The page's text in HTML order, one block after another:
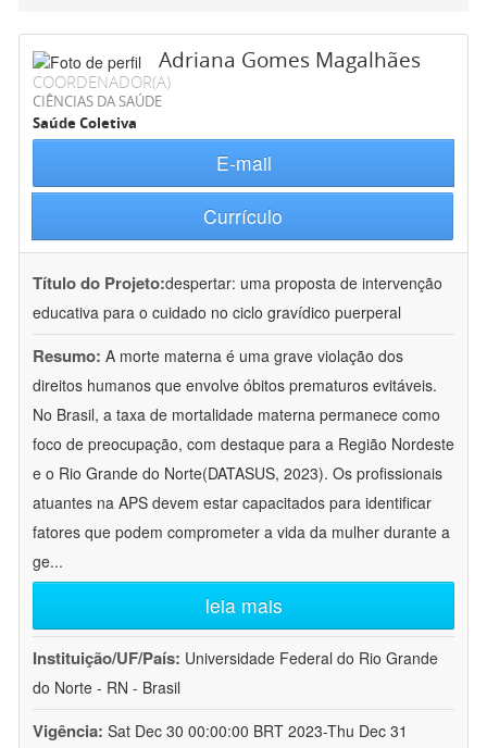
Adriana Gomes Magalhães
COORDENADOR(A)
CIÊNCIAS DA SAÚDE
Saúde Coletiva
E-mail
Currículo
Título do Projeto:despertar: uma proposta de intervenção
educativa para o cuidado no ciclo gravídico puerperal
Resumo: A morte materna é uma grave violação dos
direitos humanos que envolve óbitos prematuros evitáveis.
No Brasil, a taxa de mortalidade materna permanece como
foco de preocupação, com destaque para a Região Nordeste
e o Rio Grande do Norte(DATASUS, 2023). Os profissionais
atuantes na APS devem estar capacitados para identificar
fatores que podem comprometer a vida da mulher durante a
ge...
leia mais
Instituição/UF/País: Universidade Federal do Rio Grande
do Norte - RN - Brasil
Vigência: Sat Dec 30 00:00:00 BRT 2023-Thu Dec 31